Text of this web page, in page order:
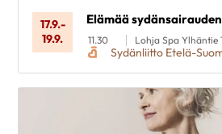
17.9.-
19.9.
Elämää
11.30 Lohja Spa Ylhäntie
Sydänliitto Etelä-